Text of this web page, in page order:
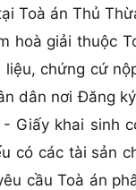
Toà án Thủ
hoà giải thuộc
chứng cứ
dân nơi Đăng
Giấy khai sinh
có các tài sản
cầu Toà án